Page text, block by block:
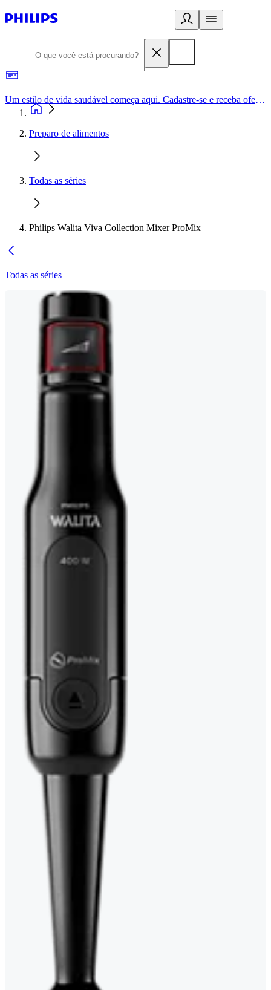
Um estilo de vida saudável começa aqui. Cadastre-se e receba ofertas exclusivas.
Preparo de alimentos
Todas as séries
Philips Walita Viva Collection Mixer ProMix
Todas as séries